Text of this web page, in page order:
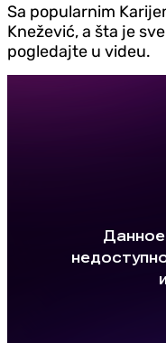
Sa popularnim
Knežević, a šta je
pogledajte u videu.